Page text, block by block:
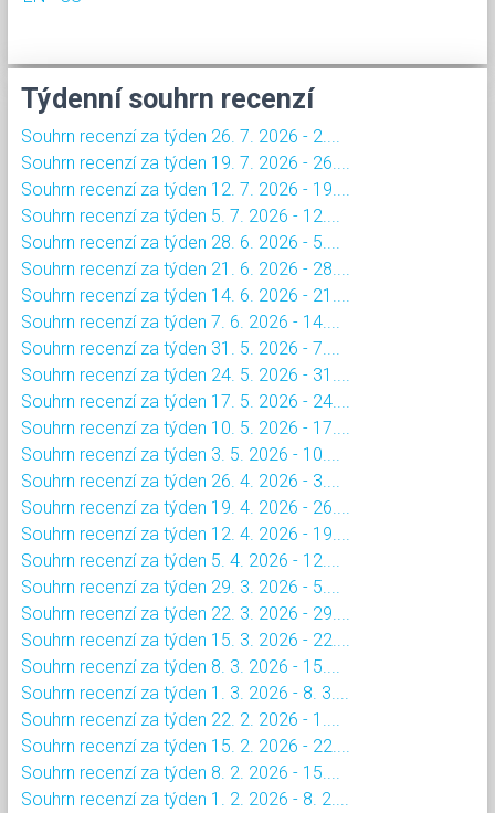
Týdenní souhrn recenzí
Souhrn recenzí za týden 26. 7. 2026 - 2....
Souhrn recenzí za týden 19. 7. 2026 - 26....
Souhrn recenzí za týden 12. 7. 2026 - 19....
Souhrn recenzí za týden 5. 7. 2026 - 12....
Souhrn recenzí za týden 28. 6. 2026 - 5....
Souhrn recenzí za týden 21. 6. 2026 - 28....
Souhrn recenzí za týden 14. 6. 2026 - 21....
Souhrn recenzí za týden 7. 6. 2026 - 14....
Souhrn recenzí za týden 31. 5. 2026 - 7....
Souhrn recenzí za týden 24. 5. 2026 - 31....
Souhrn recenzí za týden 17. 5. 2026 - 24....
Souhrn recenzí za týden 10. 5. 2026 - 17....
Souhrn recenzí za týden 3. 5. 2026 - 10....
Souhrn recenzí za týden 26. 4. 2026 - 3....
Souhrn recenzí za týden 19. 4. 2026 - 26....
Souhrn recenzí za týden 12. 4. 2026 - 19....
Souhrn recenzí za týden 5. 4. 2026 - 12....
Souhrn recenzí za týden 29. 3. 2026 - 5....
Souhrn recenzí za týden 22. 3. 2026 - 29....
Souhrn recenzí za týden 15. 3. 2026 - 22....
Souhrn recenzí za týden 8. 3. 2026 - 15....
Souhrn recenzí za týden 1. 3. 2026 - 8. 3....
Souhrn recenzí za týden 22. 2. 2026 - 1....
Souhrn recenzí za týden 15. 2. 2026 - 22....
Souhrn recenzí za týden 8. 2. 2026 - 15....
Souhrn recenzí za týden 1. 2. 2026 - 8. 2....